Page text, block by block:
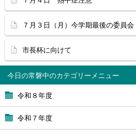
今日の常磐中
令和８年度
令和７年度
７月３日（月）今学期最後の委員会
市長杯に向けて